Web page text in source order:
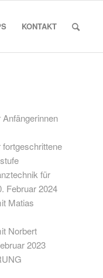
KONTAKT
für
Februar 2024
Matias
Norbert
2023